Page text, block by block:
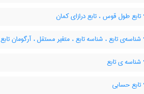
تابع طول قوس ، تابع درازای کمان
شناسه‌ی تابع ، شناسه تابع ، متغیر مستقل ، آرگومان تابع
شناسه ی تابع
تابع حسابی